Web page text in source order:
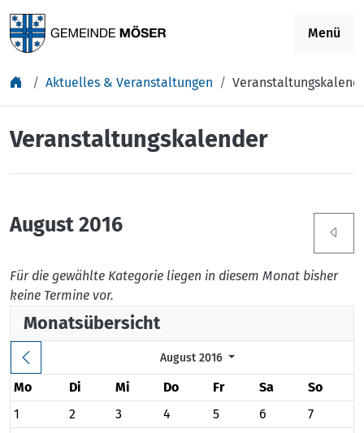
Menü
Aktuelles & Veranstaltungen
Veranstaltungskalender
August 2016
Für die gewählte Kategorie liegen in diesem Monat bisher
keine Termine vor.
Monatsübersicht
August 2016
Mo Di Mi Do Fr Sa
So
1
2 3 4 5 6
7